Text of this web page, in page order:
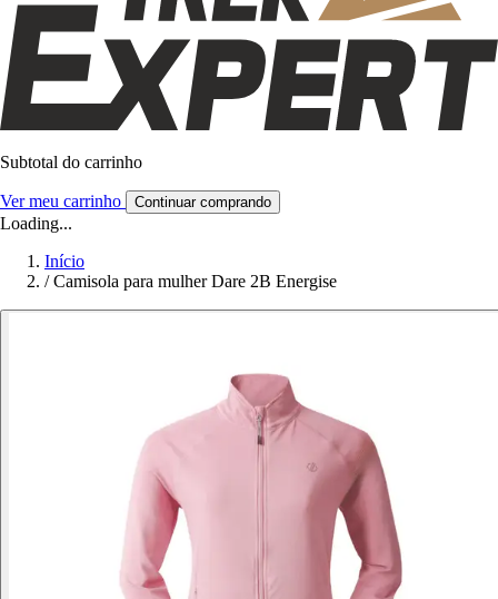
Subtotal do carrinho
Ver meu carrinho Continuar comprando
Loading...
Início
/ Camisola para mulher Dare 2B Energise